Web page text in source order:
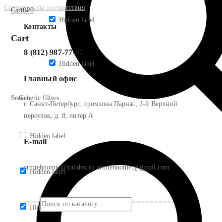
Cart0₽0
Cart
Search
Generic filters
Hidden label
Hidden label
Hidden label
Hidden label
Hidden label
Сертификаты соответствия
Контакты
8 (812) 987-77-07
Главный офис
г. Санкт-Петербург, промзона Парнас, 2-й Верхний
переулок, д. 8, литер А
E-mail
armtehnomet@yandex.ru armtehnomet@gmail.com